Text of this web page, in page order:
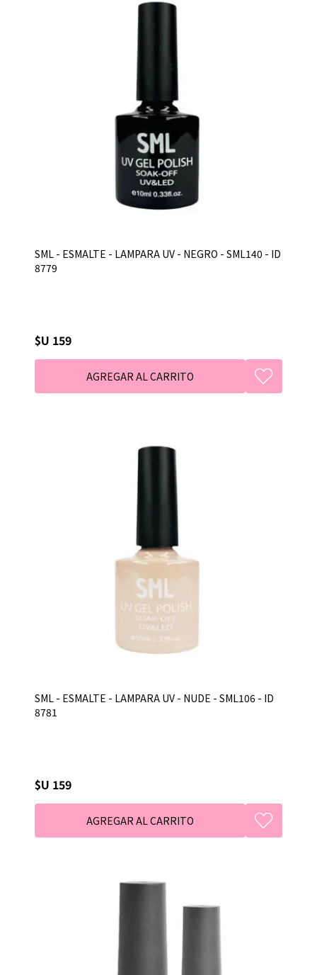
SML - ESMALTE - LAMPARA UV - NEGRO - SML140 - ID
8779
$U 159
SML - ESMALTE - LAMPARA UV - NUDE - SML106 - ID
8781
$U 159